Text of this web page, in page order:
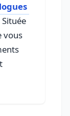
vous